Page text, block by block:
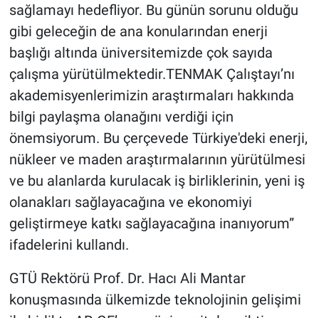
sağlamayı hedefliyor. Bu günün sorunu olduğu
gibi geleceğin de ana konularından enerji
başlığı altında üniversitemizde çok sayıda
çalışma yürütülmektedir.TENMAK Çalıştayı’nı
akademisyenlerimizin araştırmaları hakkında
bilgi paylaşma olanağını verdiği için
önemsiyorum. Bu çerçevede Türkiye'deki enerji,
nükleer ve maden araştırmalarının yürütülmesi
ve bu alanlarda kurulacak iş birliklerinin, yeni iş
olanakları sağlayacağına ve ekonomiyi
geliştirmeye katkı sağlayacağına inanıyorum”
ifadelerini kullandı.
GTÜ Rektörü Prof. Dr. Hacı Ali Mantar
konuşmasında ülkemizde teknolojinin gelişimi